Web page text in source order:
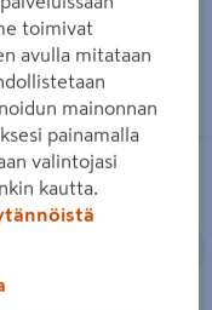
PROF 35mm x 6m
musta
toimivat
avulla mitataan
mainonnan
painamalla
valintojasi
kautta.